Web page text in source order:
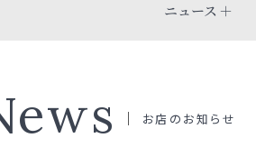
ニュース
お店のお知らせ